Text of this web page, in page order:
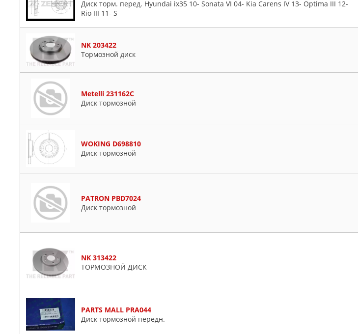
Диск торм. перед. Hyundai ix35 10- Sonata VI 04- Kia Carens IV 13- Optima III 12-
Rio III 11- S
NK 203422
Тормозной диск
Metelli 231162C
Диск тормозной
WOKING D698810
Диск тормозной
PATRON PBD7024
Диск тормозной
NK 313422
ТОРМОЗНОЙ ДИСК
PARTS MALL PRA044
Диск тормозной передн.